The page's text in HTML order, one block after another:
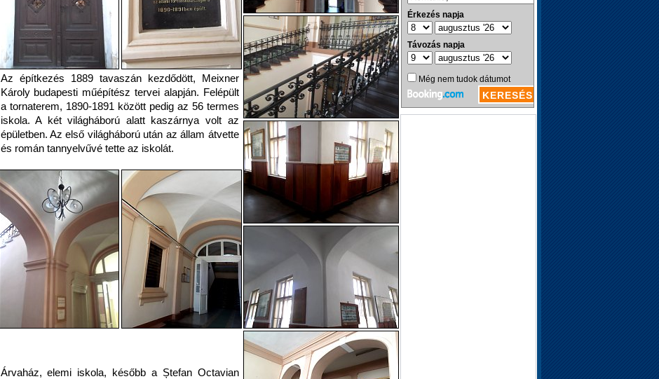
Az építkezés 1889 tavaszán kezdődött, Meixner
Károly budapesti műépítész tervei alapján. Felépült
a tornaterem, 1890-1891 között pedig az 56 termes
iskola. A két világháború alatt kaszárnya volt az
épületben. Az első világháború után az állam átvette
és román tannyelvűvé tette az iskolát.
Árvaház, elemi iskola, később a Ștefan Octavian